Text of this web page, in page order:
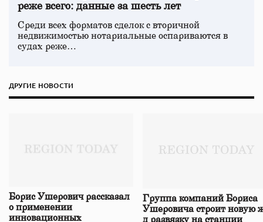
реже всего: данные за шесть лет
Среди всех форматов сделок с вторичной
недвижимостью нотариальные оспариваются в
судах реже…
ДРУГИЕ НОВОСТИ
Борис Ушерович рассказал
о применении
инновационных
Группа компаний Бориса
Ушеровича строит новую
д развязку на станции